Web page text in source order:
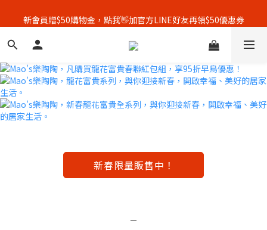
全館單筆消費滿3500元，即享免運優惠！🚚
新會員贈$50購物金，點我👋加官方LINE好友再領$50優惠券
顧客好評募集中，完成評價👏加贈$50元購物金！
全館單筆消費滿3500元，即享免運優惠！🚚
新春限量販售中！
－